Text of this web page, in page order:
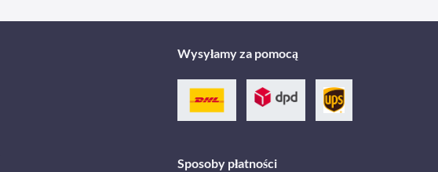
Wysyłamy za pomocą
Sposoby płatności